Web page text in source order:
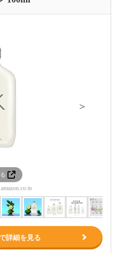
＞
詳細を見る